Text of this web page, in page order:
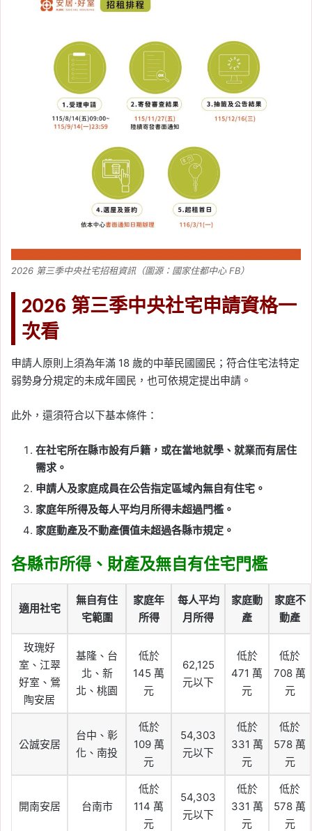
2026 第三季中央社宅招租資訊（圖源：國家住都中心 FB）
2026 第三季中央社宅申請資格一
次看
申請人原則上須為年滿 18 歲的中華民國國民；符合住宅法特定
弱勢身分規定的未成年國民，也可依規定提出申請。
此外，還須符合以下基本條件：
在社宅所在縣市設有戶籍，或在當地就學、就業而有居住
需求。
申請人及家庭成員在公告指定區域內無自有住宅。
家庭年所得及每人平均月所得未超過門檻。
家庭動產及不動產價值未超過各縣市規定。
各縣市所得、財產及無自有住宅門檻
適用社宅
無自有住
宅範圍
家庭年
所得
每人平均
月所得
家庭動
產
家庭不
動產
玫瑰好
室、江翠
好室、鶯
陶安居
基隆、台
北、新
北、桃園
低於
145 萬
元
62,125
元以下
低於
471 萬
元
低於
708 萬
元
公誠安居
台中、彰
化、南投
低於
109 萬
元
54,303
元以下
低於
331 萬
元
低於
578 萬
元
開南安居 台南市
低於
114 萬
元
54,303
元以下
低於
331 萬
元
低於
578 萬
元